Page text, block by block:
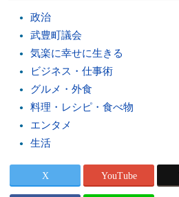
政治
武豊町議会
気楽に幸せに生きる
ビジネス・仕事術
グルメ・外食
料理・レシピ・食べ物
エンタメ
生活
X YouTube